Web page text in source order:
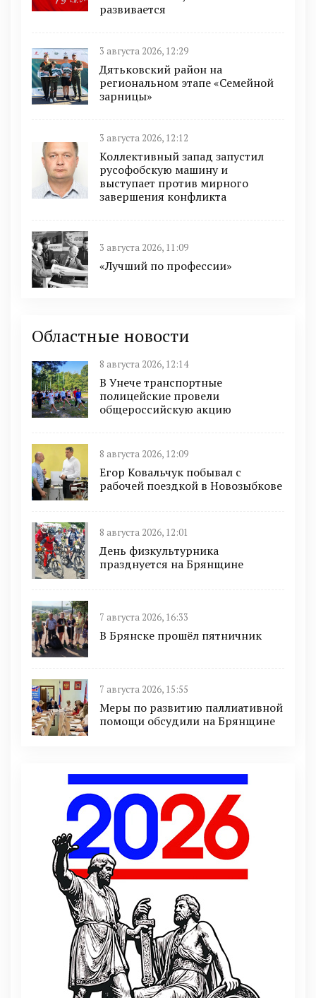
развивается
3 августа 2026, 12:29
Дятьковский район на
региональном этапе «Семейной
зарницы»
3 августа 2026, 12:12
Коллективный запад запустил
русофобскую машину и
выступает против мирного
завершения конфликта
3 августа 2026, 11:09
«Лучший по профессии»
Областные новости
8 августа 2026, 12:14
В Унече транспортные
полицейские провели
общероссийскую акцию
8 августа 2026, 12:09
Егор Ковальчук побывал с
рабочей поездкой в Новозыбкове
8 августа 2026, 12:01
День физкультурника
празднуется на Брянщине
7 августа 2026, 16:33
В Брянске прошёл пятничник
7 августа 2026, 15:55
Меры по развитию паллиативной
помощи обсудили на Брянщине